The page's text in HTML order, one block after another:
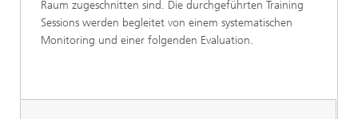
Raum zugeschnitten sind. Die durchgeführten Training
Sessions werden begleitet von einem systematischen
Monitoring und einer folgenden Evaluation.